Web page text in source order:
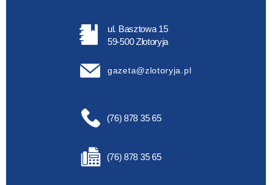
ul. Basztowa 15
59-500 Złotoryja
gazeta@zlotoryja.pl
(76) 878 35 65
(76) 878 35 65